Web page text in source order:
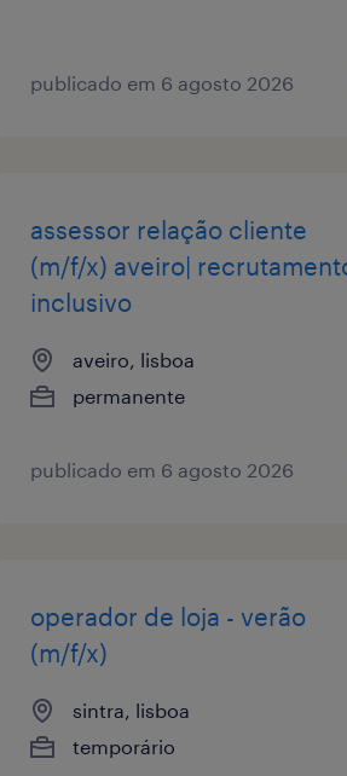
publicado em 6 agosto 2026
assessor relação cliente
(m/f/x) aveiro|
inclusivo
aveiro, lisboa
permanente
publicado em 6 agosto 2026
operador de loja - verão
(m/f/x)
sintra, lisboa
temporário